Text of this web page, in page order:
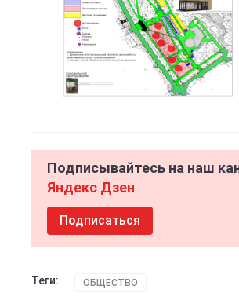
Подписывайтесь на наш
Яндекс Дзен
Подписаться
Теги: ОБЩЕСТВО